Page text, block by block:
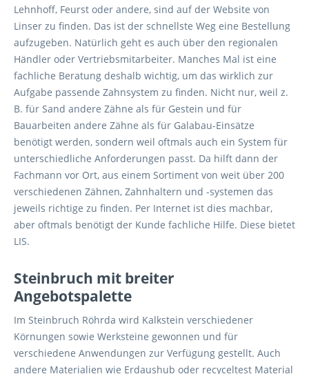
Lehnhoff, Feurst oder andere, sind auf der Website von
Linser zu finden. Das ist der schnellste Weg eine Bestellung
aufzugeben. Natürlich geht es auch über den regionalen
Händler oder Vertriebsmitarbeiter. Manches Mal ist eine
fachliche Beratung deshalb wichtig, um das wirklich zur
Aufgabe passende Zahnsystem zu finden. Nicht nur, weil z.
B. für Sand andere Zähne als für Gestein und für
Bauarbeiten andere Zähne als für Galabau-Einsätze
benötigt werden, sondern weil oftmals auch ein System für
unterschiedliche Anforderungen passt. Da hilft dann der
Fachmann vor Ort, aus einem Sortiment von weit über 200
verschiedenen Zähnen, Zahnhaltern und -systemen das
jeweils richtige zu finden. Per Internet ist dies machbar,
aber oftmals benötigt der Kunde fachliche Hilfe. Diese bietet
LIS.
Steinbruch mit breiter
Angebotspalette
Im Steinbruch Röhrda wird Kalkstein verschiedener
Körnungen sowie Werksteine gewonnen und für
verschiedene Anwendungen zur Verfügung gestellt. Auch
andere Materialien wie Erdaushub oder recyceltest Material